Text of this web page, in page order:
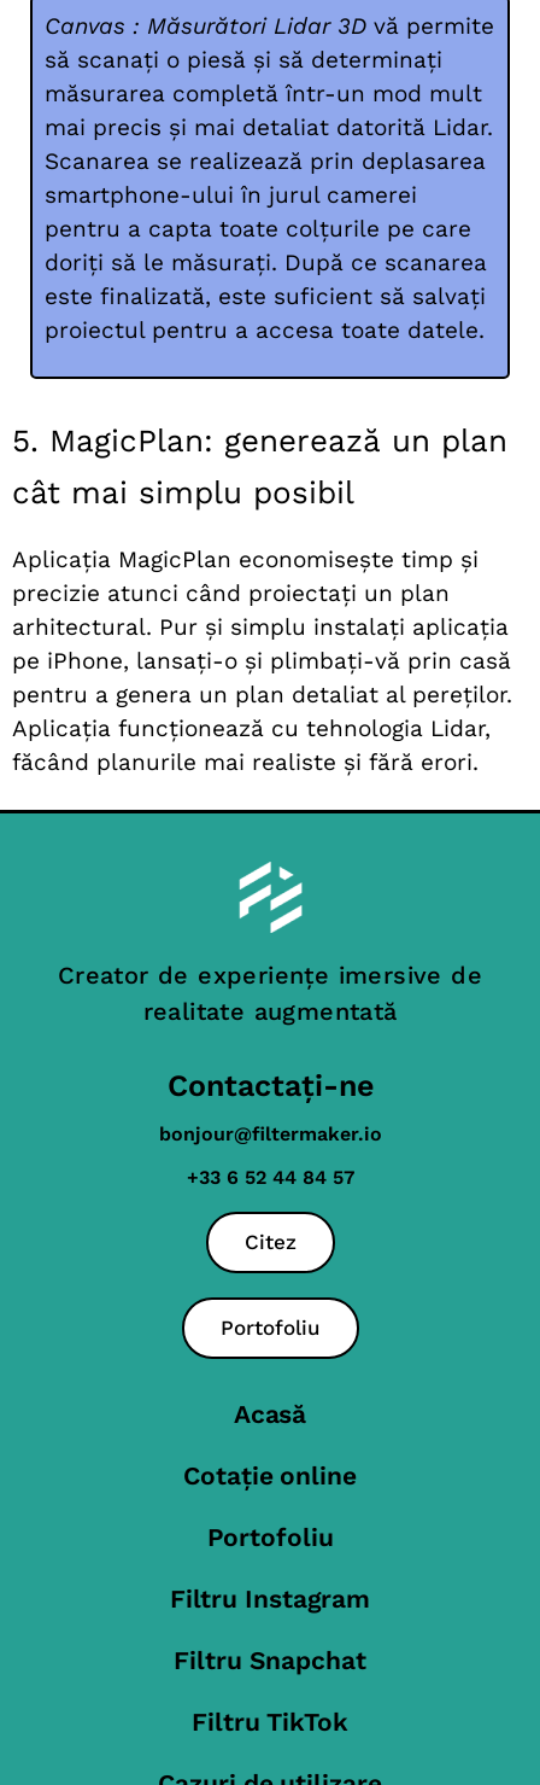
Canvas : Măsurători Lidar 3D vă permite
să scanați o piesă și să determinați
măsurarea completă într-un mod mult
mai precis și mai detaliat datorită Lidar.
Scanarea se realizează prin deplasarea
smartphone-ului în jurul camerei
pentru a capta toate colțurile pe care
doriți să le măsurați. După ce scanarea
este finalizată, este suficient să salvați
proiectul pentru a accesa toate datele.
5. MagicPlan: generează un plan
cât mai simplu posibil
Aplicația MagicPlan economisește timp și
precizie atunci când proiectați un plan
arhitectural. Pur și simplu instalați aplicația
pe iPhone, lansați-o și plimbați-vă prin casă
pentru a genera un plan detaliat al pereților.
Aplicația funcționează cu tehnologia Lidar,
făcând planurile mai realiste și fără erori.
Creator de experiențe imersive de
realitate augmentată
Contactați-ne
bonjour@filtermaker.io
+33 6 52 44 84 57
Citez
Portofoliu
Acasă
Cotație online
Portofoliu
Filtru Instagram
Filtru Snapchat
Filtru TikTok